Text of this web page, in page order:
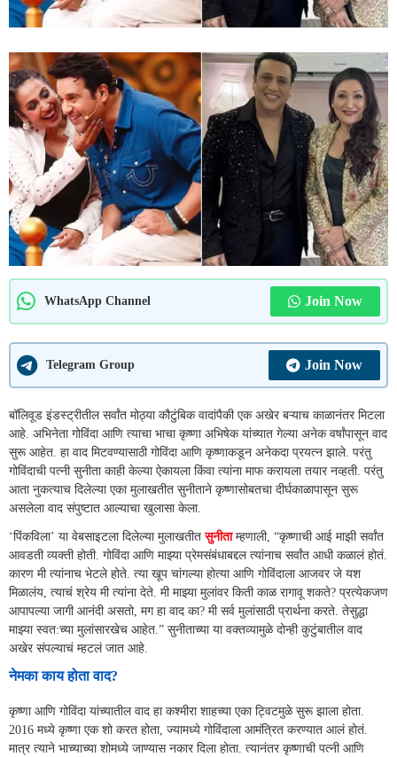
WhatsApp Channel Join Now
Telegram Group Join Now
बॉलिवूड इंडस्ट्रीतील सर्वांत मोठ्या कौटुंबिक वादांपैकी एक अखेर बऱ्याच काळानंतर मिटला
आहे. अभिनेता गोविंदा आणि त्याचा भाचा कृष्णा अभिषेक यांच्यात गेल्या अनेक वर्षांपासून वाद
सुरू आहेत. हा वाद मिटवण्यासाठी गोविंदा आणि कृष्णाकडून अनेकदा प्रयत्न झाले. परंतु
गोविंदाची पत्नी सुनीता काही केल्या ऐकायला किंवा त्यांना माफ करायला तयार नव्हती. परंतु
आता नुकत्याच दिलेल्या एका मुलाखतीत सुनीताने कृष्णासोबतचा दीर्घकाळापासून सुरू
असलेला वाद संपुष्टात आल्याचा खुलासा केला.
‘पिंकविला’ या वेबसाइटला दिलेल्या मुलाखतीतसुनीताम्हणाली, “कृष्णाची आई माझी सर्वांत
आवडती व्यक्ती होती. गोविंदा आणि माझ्या प्रेमसंबंधाबद्दल त्यांनाच सर्वांत आधी कळालं होतं.
कारण मी त्यांनाच भेटले होते. त्या खूप चांगल्या होत्या आणि गोविंदाला आजवर जे यश
मिळालंय, त्याचं श्रेय मी त्यांना देते. मी माझ्या मुलांवर किती काळ रागावू शकते? प्रत्येकजण
आपापल्या जागी आनंदी असतो, मग हा वाद का? मी सर्व मुलांसाठी प्रार्थना करते. तेसुद्धा
माझ्या स्वत:च्या मुलांसारखेच आहेत.” सुनीताच्या या वक्तव्यामुळे दोन्ही कुटुंबातील वाद
अखेर संपल्याचं म्हटलं जात आहे.
नेमका काय होता वाद?
कृष्णा आणि गोविंदा यांच्यातील वाद हा कश्मीरा शाहच्या एका ट्विटमुळे सुरू झाला होता.
2016 मध्ये कृष्णा एक शो करत होता, ज्यामध्ये गोविंदाला आमंत्रित करण्यात आलं होतं.
मात्र त्याने भाच्याच्या शोमध्ये जाण्यास नकार दिला होता. त्यानंतर कृष्णाची पत्नी आणि